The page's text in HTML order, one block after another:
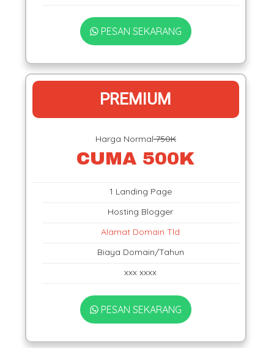
PESAN SEKARANG
PREMIUM
Harga Normal750K
CUMA 500K
1 Landing Page
Hosting Blogger
Alamat Domain Tld
Biaya Domain/Tahun
xxx xxxx
PESAN SEKARANG